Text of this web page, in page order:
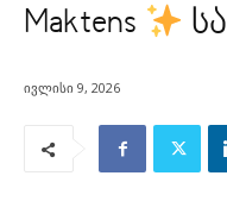
Maktens
ივლისი 9, 2026